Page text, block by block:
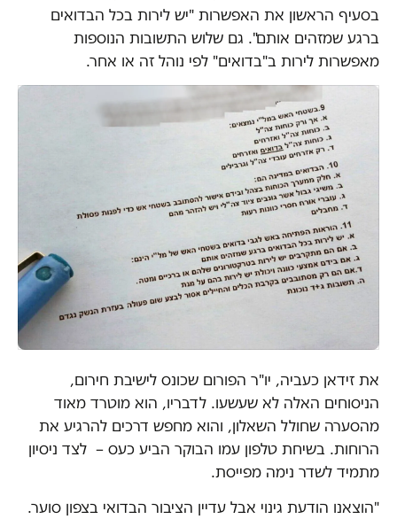
בסעיף הראשון את האפשרות "יש לירות בכל הבדואים
ברגע שמזהים אותם". גם שלוש התשובות הנוספות
מאפשרות לירות ב"בדואים" לפי נוהל זה או אחר.
את זידאן כעביה, יו"ר הפורום שכונס לישיבת חירום,
הניסוחים האלה לא שעשעו. לדבריו, הוא מוטרד מאוד
מהסערה שחולל השאלון, והוא מחפש דרכים להרגיע את
הרוחות. בשיחת טלפון עמו הבוקר הביע כעס – לצד ניסיון
מתמיד לשדר נימה מפייסת.
"הוצאנו הודעת גינוי אבל עדיין הציבור הבדואי בצפון סוער.